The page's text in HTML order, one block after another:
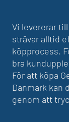
Vi levererar
strävar alltid
köpprocess.
bra
För att köpa
Danmark kan
genom att